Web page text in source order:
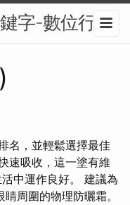
字-數位行銷
名，並輕鬆選擇最佳
速吸收，這一塗有維
中運作良好。 建議為
周圍的物理防曬霜。